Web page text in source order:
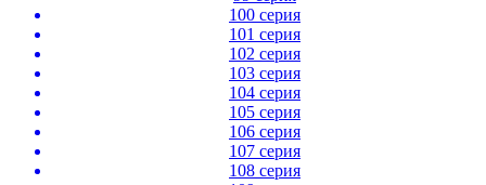
100 серия
101 серия
102 серия
103 серия
104 серия
105 серия
106 серия
107 серия
108 серия